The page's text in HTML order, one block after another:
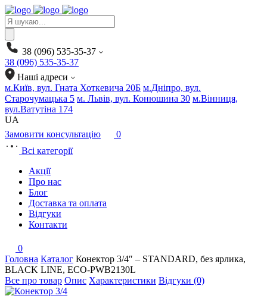
Products
search
38 (096) 535-35-37
38 (096) 535-35-37
Наші адреси
м.Київ, вул. Гната Хоткевича 20Б м.Дніпро, вул.
Старочумацька 5 м. Львів, вул. Конюшина 30 м.Вінниця,
вул.Ватутіна 174
UA
Замовити консультацію
0
Всі категорії
Акції
Про нас
Блог
Доставка та оплата
Відгуки
Контакти
0
Головна Каталог Конектор 3/4″ – STANDARD, без ярлика,
BLACK LINE, ECO-PWB2130L
Все про товар Опис Характеристики Відгуки (0)